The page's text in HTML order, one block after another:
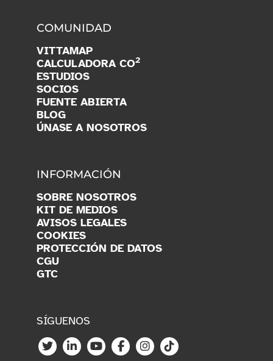
COMUNIDAD
VITTAMAP
CALCULADORA CO2
ESTUDIOS
SOCIOS
FUENTE ABIERTA
BLOG
ÚNASE A NOSOTROS
INFORMACIÓN
SOBRE NOSOTROS
KIT DE MEDIOS
AVISOS LEGALES
COOKIES
PROTECCIÓN DE DATOS
CGU
GTC
SÍGUENOS